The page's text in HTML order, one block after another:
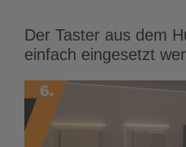
Der Taster aus dem
einfach eingesetzt